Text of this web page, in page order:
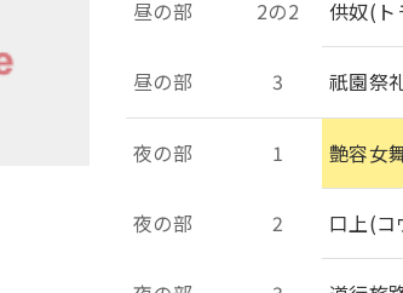
昼の部 2の2 供奴(ト
昼の部 3 祇園祭
夜の部 1 艶容女
夜の部 2 口上(コ